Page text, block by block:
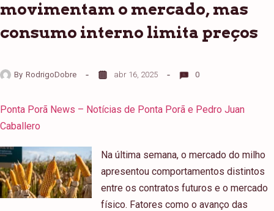
movimentam o mercado, mas
consumo interno limita preços
By RodrigoDobre abr 16, 2025 0
Ponta Porã News – Notícias de Ponta Porã e Pedro Juan
Caballero
Na última semana, o mercado do milho
apresentou comportamentos distintos
entre os contratos futuros e o mercado
físico. Fatores como o avanço das